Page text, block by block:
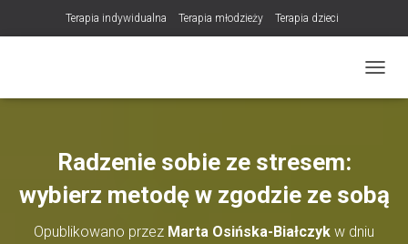
Terapia indywidualna Terapia młodzieży Terapia dzieci
NOWOŚĆ! Trening Komunikacji dla Par
LET Me Go! – Ekspresowa Terapia Lęku (IET) Cart
Konsultacje rodzicielskie
Radzenie sobie ze stresem:
wybierz metodę w zgodzie ze sobą
Opublikowano przez Marta Osińska-Białczyk w dniu